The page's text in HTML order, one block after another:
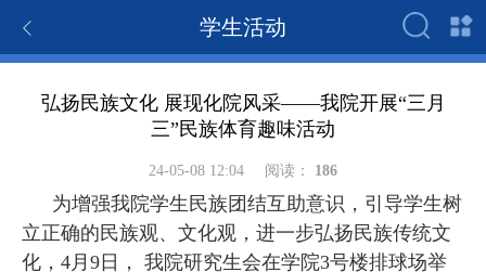
学生活动
弘扬民族文化 展现化院风采——我院开展“三月
三”民族体育趣味活动
24-05-08 12:04 阅读： 186
为增强我院学生民族团结互助意识，引导学生树
立正确的民族观、文化观，进一步弘扬民族传统文
化，4月9日， 我院研究生会在学院3号楼排球场举